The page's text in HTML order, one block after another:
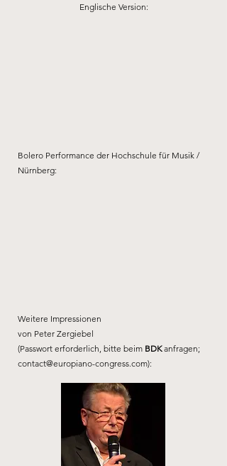
Englische Version:
Bolero Performance der Hochschule für Musik /
Nürnberg:
Weitere Impressionen
von Peter Zergiebel
(Passwort erforderlich, bitte beim BDKanfragen;
contact@europiano-congress.com):